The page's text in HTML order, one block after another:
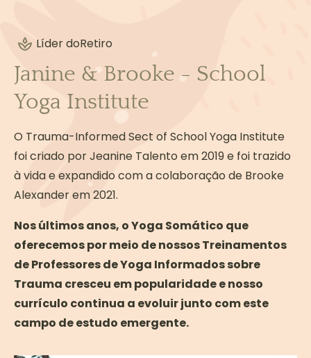
O NOSSO HORÁRIO DIÁRIO
Os horários podem variar
07:00 - 09:00 - Prática de
incorporação
09:00 - 10:00 - Pausa para o pequeno-
11:00 - 02:00p - Palestra
02:00p - 04:00p - Almoço / Pausa
04:00p - 05:30/06:00p - Aplicação
prática / Laboratório
06:00p - 07:30p - Jantar
07:30p - Atividade noturna
Líder doRetiro
Janine & Brooke - School
Yoga Institute
O Trauma-Informed Sect of School Yoga Institute
foi criado por Jeanine Talento em 2019 e foi trazido
à vida e expandido com a colaboração de Brooke
Alexander em 2021.
Nos últimos anos, o Yoga Somático que
oferecemos por meio de nossos Treinamentos
de Professores de Yoga Informados sobre
Trauma cresceu em popularidade e nosso
currículo continua a evoluir junto com este
campo de estudo emergente.